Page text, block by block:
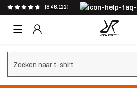
(846.122)
Zoeken wissen